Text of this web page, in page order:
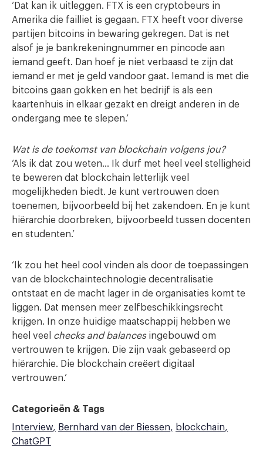
‘Dat kan ik uitleggen. FTX is een cryptobeurs in
Amerika die failliet is gegaan. FTX heeft voor diverse
partijen bitcoins in bewaring gekregen. Dat is net
alsof je je bankrekeningnummer en pincode aan
iemand geeft. Dan hoef je niet verbaasd te zijn dat
iemand er met je geld vandoor gaat. Iemand is met die
bitcoins gaan gokken en het bedrijf is als een
kaartenhuis in elkaar gezakt en dreigt anderen in de
ondergang mee te slepen.’
Wat is de toekomst van blockchain volgens jou?
‘Als ik dat zou weten… Ik durf met heel veel stelligheid
te beweren dat blockchain letterlijk veel
mogelijkheden biedt. Je kunt vertrouwen doen
toenemen, bijvoorbeeld bij het zakendoen. En je kunt
hiërarchie doorbreken, bijvoorbeeld tussen docenten
en studenten.’
‘Ik zou het heel cool vinden als door de toepassingen
van de blockchaintechnologie decentralisatie
ontstaat en de macht lager in de organisaties komt te
liggen. Dat mensen meer zelfbeschikkingsrecht
krijgen. In onze huidige maatschappij hebben we
heel veel checks and balancesingebouwd om
vertrouwen te krijgen. Die zijn vaak gebaseerd op
hiërarchie. Die blockchain creëert digitaal
vertrouwen.’
Categorieën & Tags
Interview
Bernhard van der Biessen
blockchain
ChatGPT